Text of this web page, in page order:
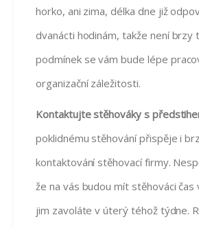
horko, ani zima, délka dne již
dvanácti hodinám, takže není brzy
podmínek se vám bude lépe
organizační záležitosti.
Kontaktujte stěhováky s
poklidnému stěhování přispěje i
kontaktování stěhovací firmy.
že na vás budou mít stěhováci
jim zavoláte v úterý téhož týdne.